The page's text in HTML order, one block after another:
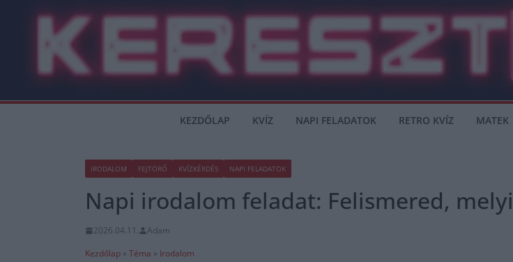
KEZDŐLAP KVÍZ NAPI FELADATOK RETRO KVÍZ MATEK
IRODALOM FEJTÖRŐ KVÍZKÉRDÉS NAPI FELADATOK
Napi irodalom feladat: Felismered,
2026.04.11.
Adam
Kezdőlap » Téma » Irodalom